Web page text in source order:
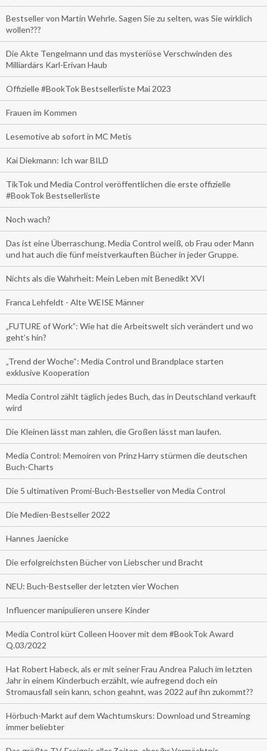
Bestseller von Martin Wehrle. Sagen Sie zu selten, was Sie wirklich
wollen???
Die Akte Tengelmann und das mysteriöse Verschwinden des
Milliardärs Karl-Erivan Haub
Offizielle #BookTok Bestsellerliste Mai 2023
Frauen im Kommen
Lesemotive ab sofort in MC Metis
Kai Diekmann: Ich war BILD
TikTok und Media Control veröffentlichen die erste offizielle
#BookTok Bestsellerliste
Noch wach?
Das ist eine Überraschung. Media Control weiß, ob Frau oder Mann
und hat auch die fünf meistverkauften Bücher in jeder Gruppe.
Nichts als die Wahrheit: Mein Leben mit Benedikt XVI
Franca Lehfeldt - Alte WEISE Männer
„FUTURE of Work”: Wie hat die Arbeitswelt sich verändert und wo
geht’s hin?
„Trend der Woche“: Media Control und Brandplace starten
exklusive Kooperation
Media Control zählt täglich jedes Buch, das in Deutschland verkauft
wird
Die Kleinen lässt man zahlen, die Großen lässt man laufen.
Media Control: Memoiren von Prinz Harry stürmen die deutschen
Buch-Charts
Die 5 ultimativen Promi-Buch-Bestseller von Media Control
Die Medien-Bestseller 2022
Hannes Jaenicke
Die erfolgreichsten Bücher von Liebscher und Bracht
NEU: Buch-Bestseller der letzten vier Wochen
Influencer manipulieren unsere Kinder
Media Control kürt Colleen Hoover mit dem #BookTok Award
Q.03/2022
Hat Robert Habeck, als er mit seiner Frau Andrea Paluch im letzten
Jahr in einem Kinderbuch erzählt, wie aufregend doch ein
Stromausfall sein kann, schon geahnt, was 2022 auf ihn zukommt??
Hörbuch-Markt auf dem Wachtumskurs: Download und Streaming
immer beliebter